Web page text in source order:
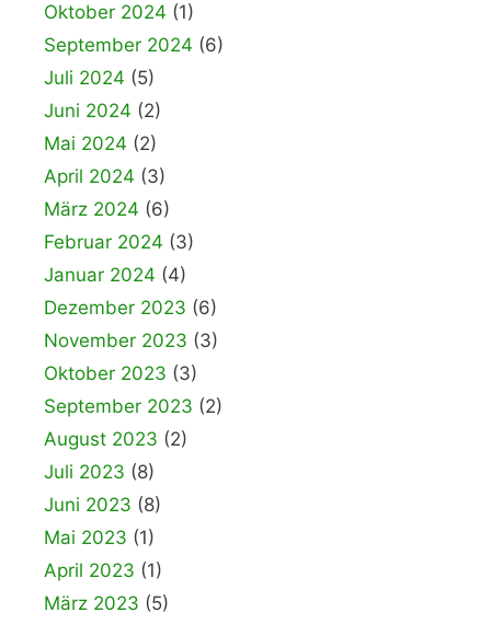
Oktober 2024 (1)
September 2024 (6)
Juli 2024 (5)
Juni 2024 (2)
Mai 2024 (2)
April 2024 (3)
März 2024 (6)
Februar 2024 (3)
Januar 2024 (4)
Dezember 2023 (6)
November 2023 (3)
Oktober 2023 (3)
September 2023 (2)
August 2023 (2)
Juli 2023 (8)
Juni 2023 (8)
Mai 2023 (1)
April 2023 (1)
März 2023 (5)